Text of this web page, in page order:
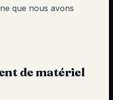
que nous avons
de matériel